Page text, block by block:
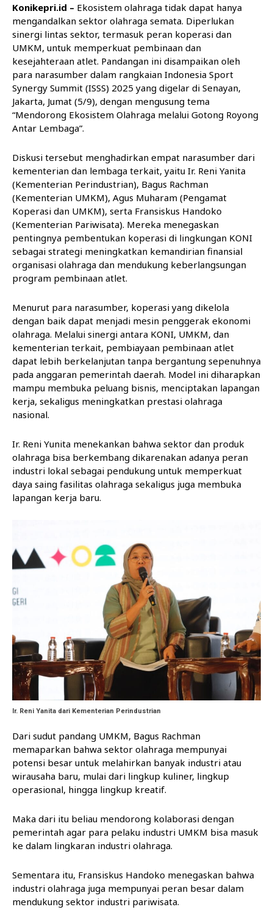
Konikepri.id – Ekosistem olahraga tidak dapat hanya
mengandalkan sektor olahraga semata. Diperlukan
sinergi lintas sektor, termasuk peran koperasi dan
UMKM, untuk memperkuat pembinaan dan
kesejahteraan atlet. Pandangan ini disampaikan oleh
para narasumber dalam rangkaian Indonesia Sport
Synergy Summit (ISSS) 2025 yang digelar di Senayan,
Jakarta, Jumat (5/9), dengan mengusung tema
“Mendorong Ekosistem Olahraga melalui Gotong Royong
Antar Lembaga”.
Diskusi tersebut menghadirkan empat narasumber dari
kementerian dan lembaga terkait, yaitu Ir. Reni Yanita
(Kementerian Perindustrian), Bagus Rachman
(Kementerian UMKM), Agus Muharam (Pengamat
Koperasi dan UMKM), serta Fransiskus Handoko
(Kementerian Pariwisata). Mereka menegaskan
pentingnya pembentukan koperasi di lingkungan KONI
sebagai strategi meningkatkan kemandirian finansial
organisasi olahraga dan mendukung keberlangsungan
program pembinaan atlet.
Menurut para narasumber, koperasi yang dikelola
dengan baik dapat menjadi mesin penggerak ekonomi
olahraga. Melalui sinergi antara KONI, UMKM, dan
kementerian terkait, pembiayaan pembinaan atlet
dapat lebih berkelanjutan tanpa bergantung sepenuhnya
pada anggaran pemerintah daerah. Model ini diharapkan
mampu membuka peluang bisnis, menciptakan lapangan
kerja, sekaligus meningkatkan prestasi olahraga
nasional.
Ir. Reni Yunita menekankan bahwa sektor dan produk
olahraga bisa berkembang dikarenakan adanya peran
industri lokal sebagai pendukung untuk memperkuat
daya saing fasilitas olahraga sekaligus juga membuka
lapangan kerja baru.
Ir. Reni Yanita dari Kementerian Perindustrian
Dari sudut pandang UMKM, Bagus Rachman
memaparkan bahwa sektor olahraga mempunyai
potensi besar untuk melahirkan banyak industri atau
wirausaha baru, mulai dari lingkup kuliner, lingkup
operasional, hingga lingkup kreatif.
Maka dari itu beliau mendorong kolaborasi dengan
pemerintah agar para pelaku industri UMKM bisa masuk
ke dalam lingkaran industri olahraga.
Sementara itu, Fransiskus Handoko menegaskan bahwa
industri olahraga juga mempunyai peran besar dalam
mendukung sektor industri pariwisata.